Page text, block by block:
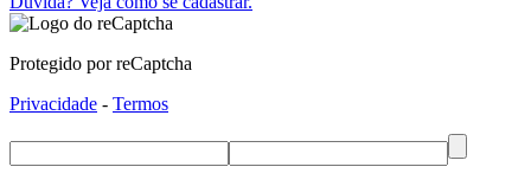
Protegido por reCaptcha
Privacidade - Termos